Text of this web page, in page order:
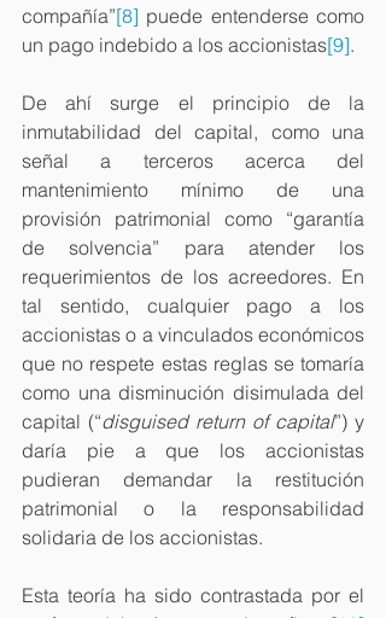
compañía”[8] puede entenderse como
un pago indebido a los accionistas[9].
De ahí surge el principio de la
inmutabilidad del capital, como una
señal a terceros acerca del
mantenimiento mínimo de una
provisión patrimonial como “garantía
de solvencia” para atender los
requerimientos de los acreedores. En
tal sentido, cualquier pago a los
accionistas o a vinculados económicos
que no respete estas reglas se tomaría
como una disminución disimulada del
capital (“disguised return of capital”) y
daría pie a que los accionistas
pudieran demandar la restitución
patrimonial o la responsabilidad
solidaria de los accionistas.
Esta teoría ha sido contrastada por el